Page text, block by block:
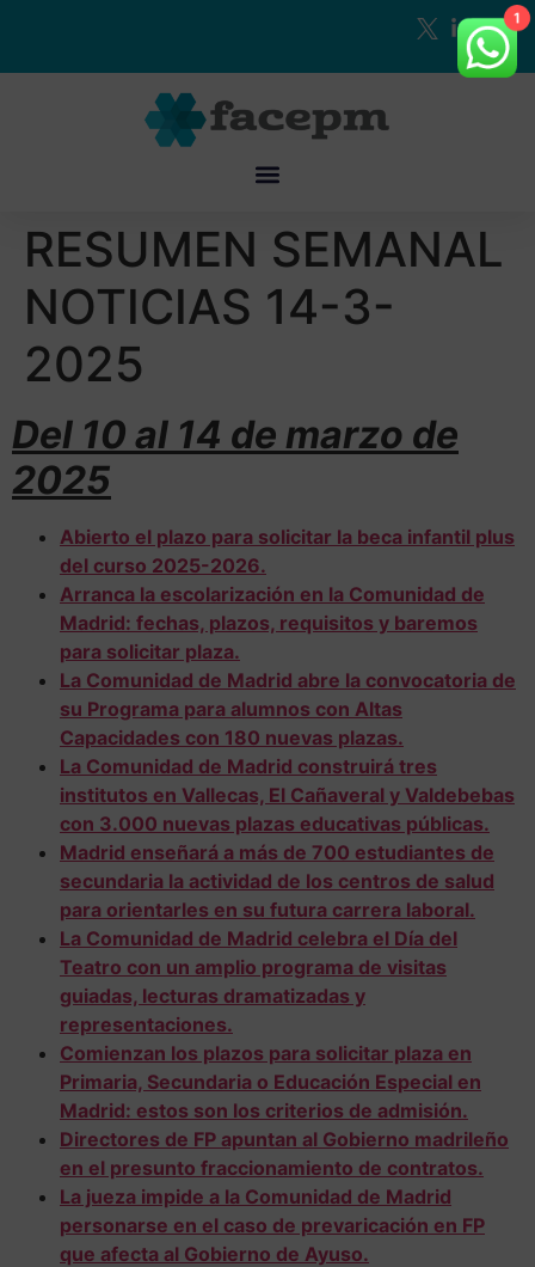
RESUMEN SEMANAL
NOTICIAS 14-3-
2025
Del 10 al 14 de marzo de
2025
Abierto el plazo para solicitar la beca infantil plus
del curso 2025-2026.
Arranca la escolarización en la Comunidad de
Madrid: fechas, plazos, requisitos y baremos
para solicitar plaza.
La Comunidad de Madrid abre la convocatoria de
su Programa para alumnos con Altas
Capacidades con 180 nuevas plazas.
La Comunidad de Madrid construirá tres
institutos en Vallecas, El Cañaveral y Valdebebas
con 3.000 nuevas plazas educativas públicas.
Madrid enseñará a más de 700 estudiantes de
secundaria la actividad de los centros de salud
para orientarles en su futura carrera laboral.
La Comunidad de Madrid celebra el Día del
Teatro con un amplio programa de visitas
guiadas, lecturas dramatizadas y
representaciones.
Comienzan los plazos para solicitar plaza en
Primaria, Secundaria o Educación Especial en
Madrid: estos son los criterios de admisión.
Directores de FP apuntan al Gobierno madrileño
en el presunto fraccionamiento de contratos.
La jueza impide a la Comunidad de Madrid
personarse en el caso de prevaricación en FP
que afecta al Gobierno de Ayuso.
1